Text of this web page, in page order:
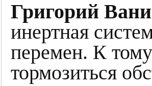
Григорий
инертная
перемен. К
тормозиться